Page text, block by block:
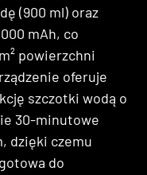
(900 ml) oraz
mAh, co
powierzchni
oferuje
szczotki wodą o
30-minutowe
dzięki czemu
do